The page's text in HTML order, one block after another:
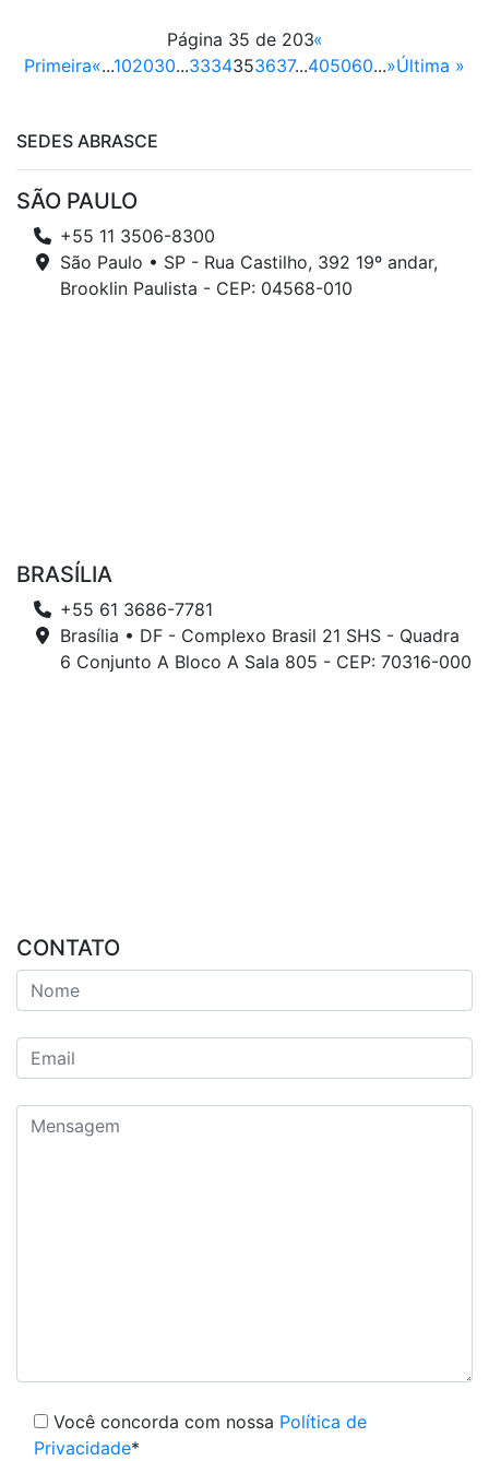
Página 35 de 203«
Primeira«...102030...3334353637...405060...»Última »
SEDES ABRASCE
SÃO PAULO
+55 11 3506-8300
São Paulo • SP - Rua Castilho, 392 19º andar,
Brooklin Paulista - CEP: 04568-010
BRASÍLIA
+55 61 3686-7781
Brasília • DF - Complexo Brasil 21 SHS - Quadra
6 Conjunto A Bloco A Sala 805 - CEP: 70316-000
CONTATO
Você concorda com nossa Política de
Privacidade*